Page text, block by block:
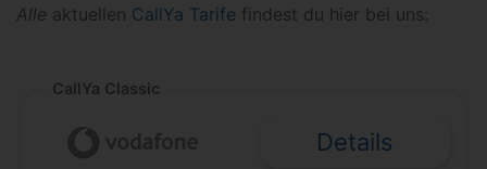
Alle aktuellen CallYa Tarife findest du hier bei uns:
CallYa Classic
Details